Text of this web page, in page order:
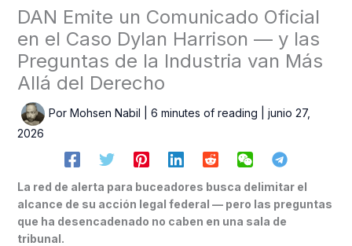
DAN Emite un Comunicado Oficial
en el Caso Dylan Harrison — y las
Preguntas de la Industria van Más
Allá del Derecho
Por Mohsen Nabil 6 minutes of reading
junio 27,
2026
La red de alerta para buceadores busca delimitar el
alcance de su acción legal federal — pero las preguntas
que ha desencadenado no caben en una sala de
tribunal.